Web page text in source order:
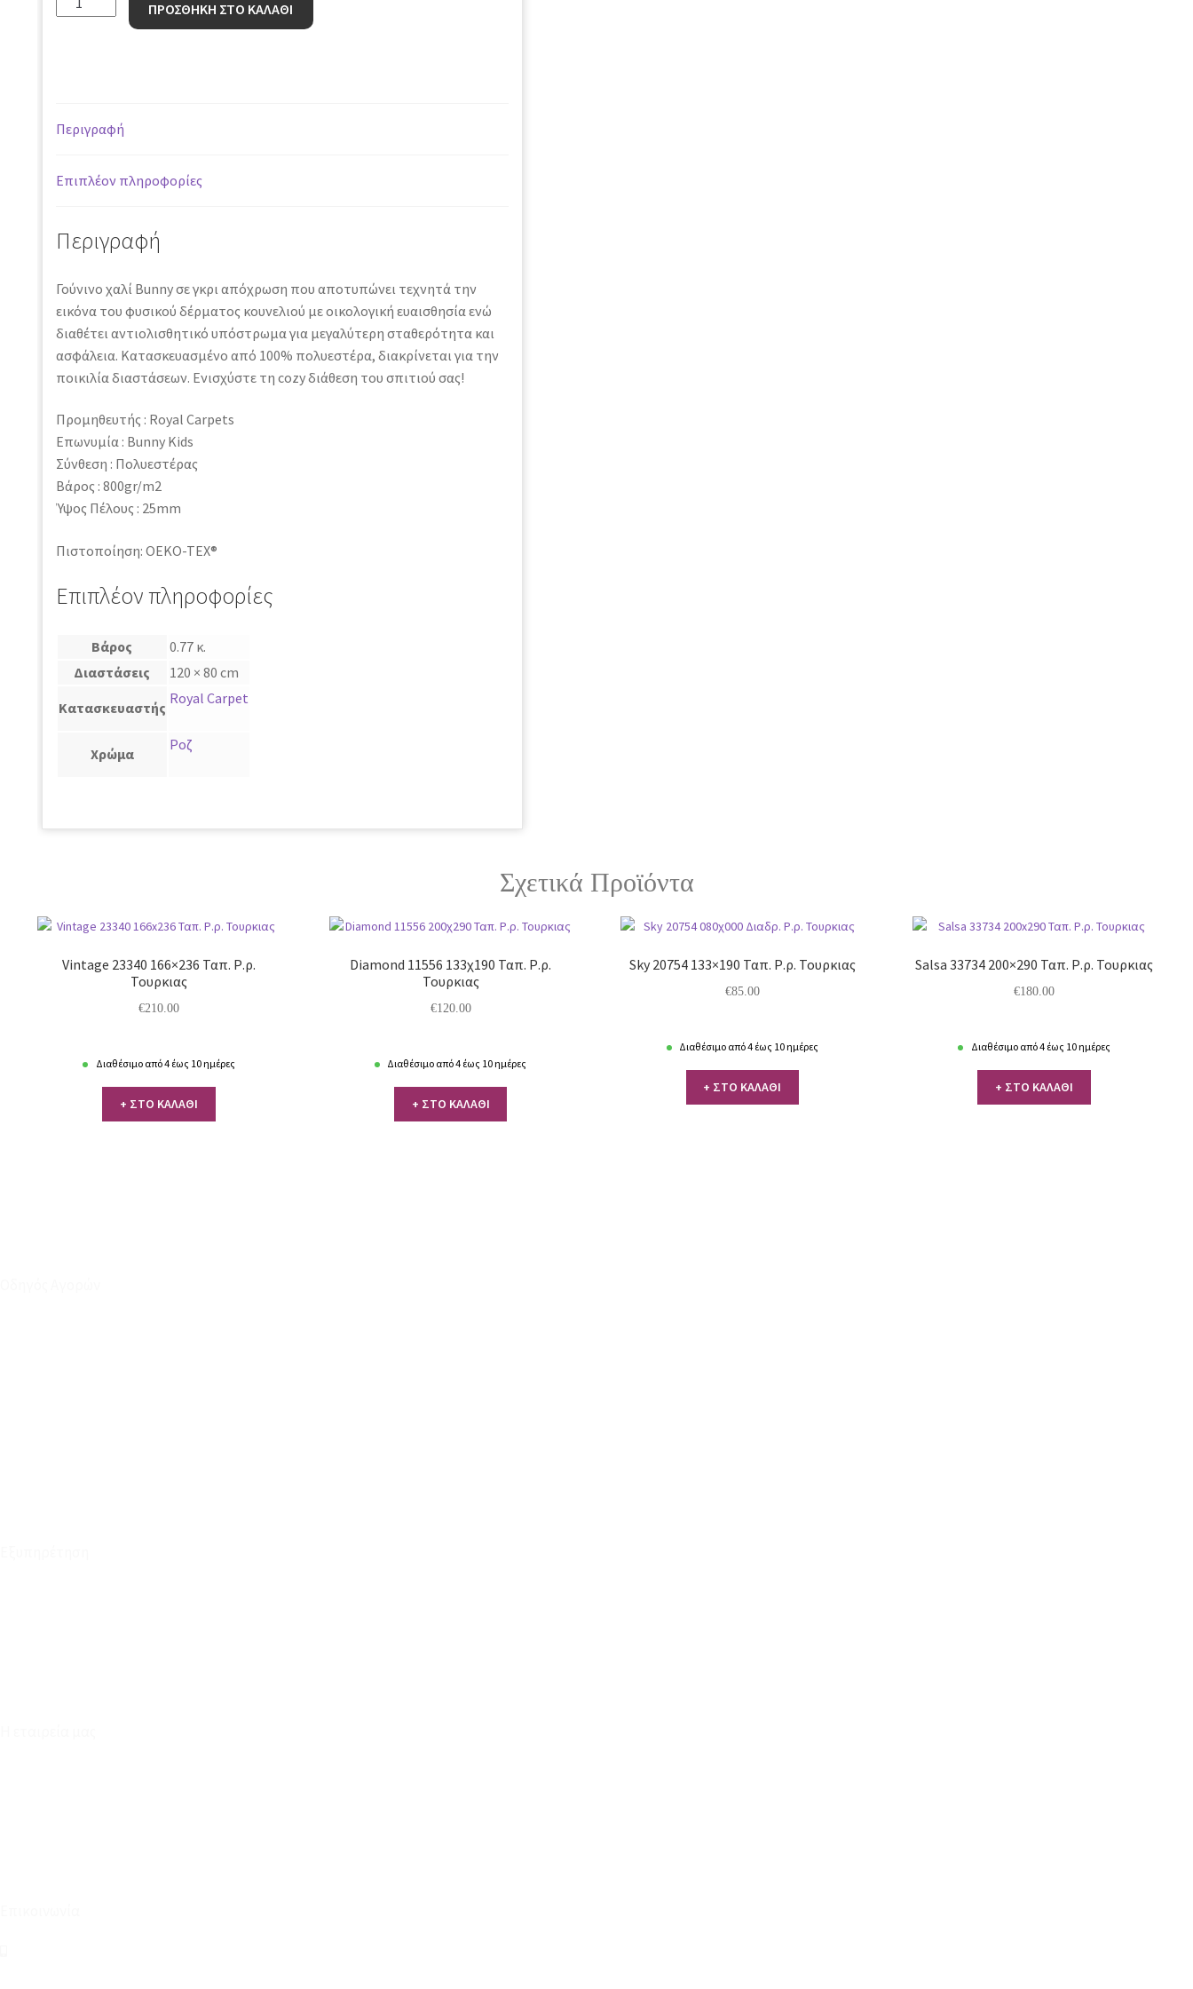
χαλί
-
x
ποσότητα
ΠΡΟΣΘΗΚΗ ΣΤΟ ΚΑΛΑΘΙ
Περιγραφή
Επιπλέον πληροφορίες
Περιγραφή
Γούνινο χαλί Bunny σε γκρι απόχρωση που αποτυπώνει τεχνητά την
εικόνα του φυσικού δέρματος κουνελιού με οικολογική ευαισθησία ενώ
διαθέτει αντιολισθητικό υπόστρωμα για μεγαλύτερη σταθερότητα και
ασφάλεια. Κατασκευασμένο από 100% πολυεστέρα, διακρίνεται για την
ποικιλία διαστάσεων. Ενισχύστε τη cozy διάθεση του σπιτιού σας!
Προμηθευτής : Royal Carpets
Επωνυμία : Bunny Kids
Σύνθεση : Πολυεστέρας
Βάρος : 800gr/m2
Ύψος Πέλους : 25mm
Πιστοποίηση: OEKO-TEX®
Επιπλέον πληροφορίες
Βάρος
0.77 κ.
Διαστάσεις
120 × 80 cm
Κατασκευαστής
Royal Carpet
Χρώμα
Ροζ
Σχετικά Προϊόντα
Vintage 23340 166×236 Ταπ. Ρ.ρ.
Τουρκιας
€210.00
Διαθέσιμο από 4 έως 10 ημέρες
+ ΣΤΟ ΚΑΛΑΘΙ
Diamond 11556 133χ190 Ταπ. Ρ.ρ.
Τουρκιας
€120.00
Διαθέσιμο από 4 έως 10 ημέρες
+ ΣΤΟ ΚΑΛΑΘΙ
Sky 20754 133×190 Ταπ. Ρ.ρ. Τουρκιας
€85.00
Διαθέσιμο από 4 έως 10 ημέρες
+ ΣΤΟ ΚΑΛΑΘΙ
Salsa 33734 200×290 Ταπ. Ρ.ρ. Τουρκιας
€180.00
Διαθέσιμο από 4 έως 10 ημέρες
+ ΣΤΟ ΚΑΛΑΘΙ